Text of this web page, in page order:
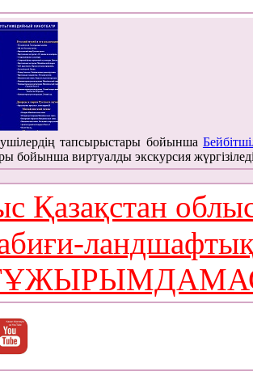
тапсырыстары бойынша
бойынша виртуалды экскурсия
Қазақстан